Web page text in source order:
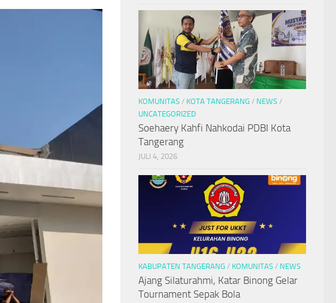
KOMUNITAS / KOTA TANGERANG / NEWS /
UNCATEGORIZED
Soehaery Kahfi Nahkodai PDBI Kota
Tangerang
JULI 4, 2026
KABUPATEN TANGERANG / KOMUNITAS / NEWS
Ajang Silaturahmi, Katar Binong Gelar
Tournament Sepak Bola